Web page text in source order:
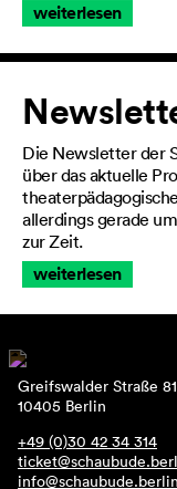
weiterlesen
Die Newsletter der
über das aktuelle
allerdings gerade
zur Zeit.
weiterlesen
Greifswalder Straße
10405 Berlin
+49 (0)30 42 34 314
info@schaubude.berlin